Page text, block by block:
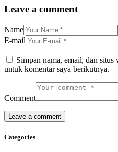
Leave a comment
Name
E-mail
Simpan nama, email, dan situs
untuk komentar saya berikutnya.
Comment
Categories